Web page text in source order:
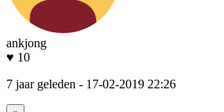
ankjong
♥ 10
7 jaar geleden - 17-02-2019 22:26